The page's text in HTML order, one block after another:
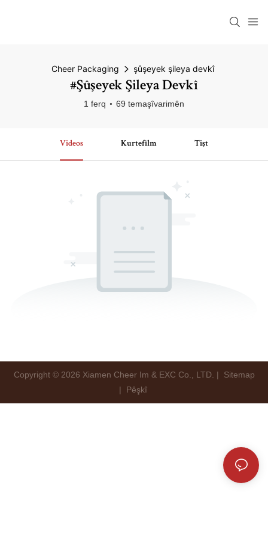
Cheer Packaging şûşeyek şileya devkî
#şûşeyek Şileya Devkî
1 ferq 69 temaşîvarimên
Videos Kurtefîlm Tişt
Copyright © 2026 Xiamen Cheer Im & EXC Co., LTD. |
Sitemap
| Pêşkî